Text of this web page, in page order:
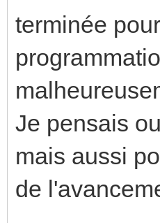
terminée
Je pensais
mais aussi
de